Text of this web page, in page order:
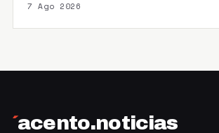
7 Ago 2026
´acento.noticias